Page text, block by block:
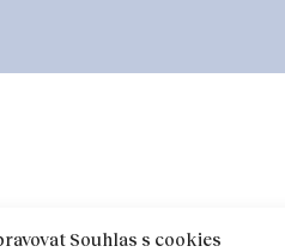
Souhlas s cookies